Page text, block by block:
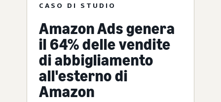
CASO DI STUDIO
Amazon Ads genera
il 64% delle vendite
di abbigliamento
all'esterno di
Amazon